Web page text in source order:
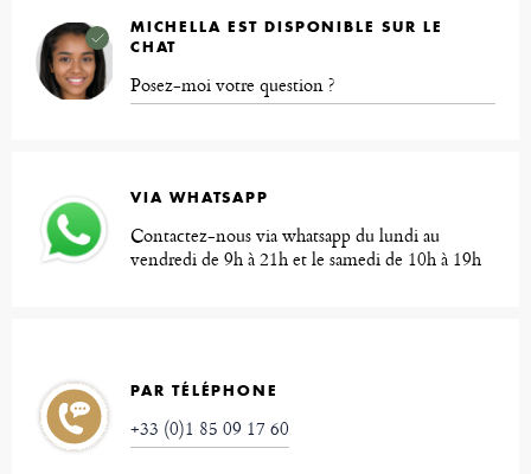
MICHELLA EST DISPONIBLE SUR LE
CHAT
Posez-moi votre question ?
VIA WHATSAPP
Contactez-nous via whatsapp du lundi au
vendredi de 9h à 21h et le samedi de 10h à 19h
PAR TÉLÉPHONE
+33 (0)1 85 09 17 60